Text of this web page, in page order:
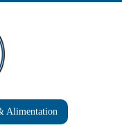
Alimentation